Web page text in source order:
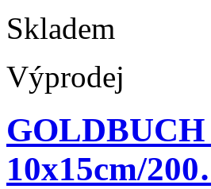
Skladem
Výprodej
10x15cm/